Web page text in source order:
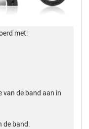
met:
van de band aan in
de band.